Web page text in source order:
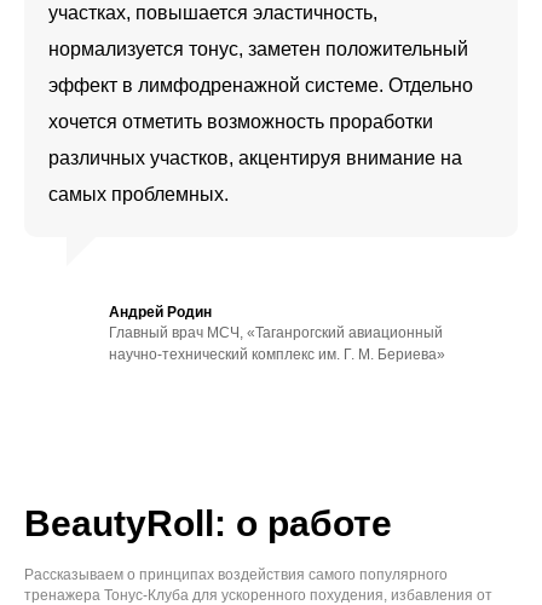
участках, повышается эластичность,
нормализуется тонус, заметен положительный
эффект в лимфодренажной системе. Отдельно
хочется отметить возможность проработки
различных участков, акцентируя внимание на
самых проблемных.
Андрей Родин
Главный врач МСЧ, «Таганрогский авиационный
научно-технический комплекс им. Г. М. Бериева»
BeautyRoll: о работе
Рассказываем о принципах воздействия самого популярного
тренажера Тонус-Клуба для ускоренного похудения, избавления от